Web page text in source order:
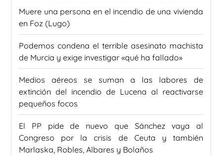
Muere una persona en el incendio de una vivienda
en Foz (Lugo)
Podemos condena el terrible asesinato machista
de Murcia y exige investigar «qué ha fallado»
Medios aéreos se suman a las labores de
extinción del incendio de Lucena al reactivarse
pequeños focos
El PP pide de nuevo que Sánchez vaya al
Congreso por la crisis de Ceuta y también
Marlaska, Robles, Albares y Bolaños